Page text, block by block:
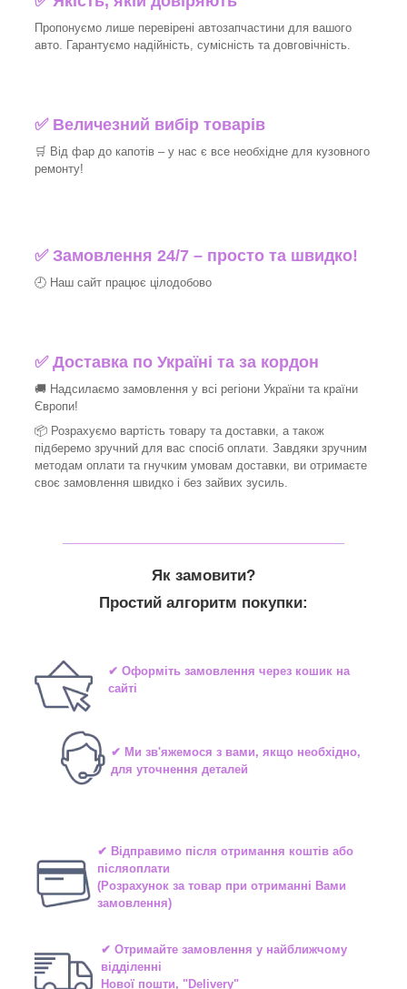
Пропонуємо лише перевірені автозапчастини для вашого
авто. Гарантуємо надійність, сумісність та довговічність.
✅ Величезний вибір товарів
🛒 Від фар до капотів – у нас є все необхідне для кузовного
ремонту!
✅ Замовлення 24/7 – просто та швидко!
🕘 Наш сайт працює цілодобово
✅ Доставка по Україні та за кордон
🚚 Надсилаємо замовлення у всі регіони України та країни
Європи!
📦 Розрахуємо вартість товару та доставки, а також
підберемо зручний для вас спосіб оплати. Завдяки зручним
методам оплати та гнучким умовам доставки, ви отримаєте
своє замовлення швидко і без зайвих зусиль.
Як замовити?
Простий алгоритм покупки:
✔ Оформіть замовлення через кошик на
сайті
✔ Ми зв'яжемося з вами, якщо необхідно,
для уточнення деталей
✔ Відправимо після отримання коштів або
післяоплати
(Розрахунок за товар при отриманні Вами
замовлення)
✔ Отримайте замовлення у найближчому
відділенні
Нової пошти, "Delivery"